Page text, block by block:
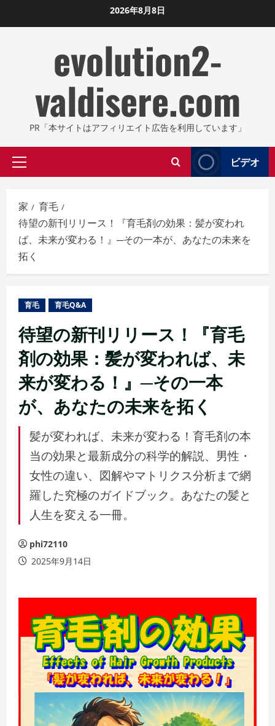
ン
2026年8月8日
evolution2-
valdisere.com
PR「本サイトはアフィリエイト広告を利用しています」
プ
イ
マ
リ
メ
ニ
ュ
ビデオ
家
育毛
待望の新刊リリース！『育毛剤の効果：髪が変われ
ば、未来が変わる！』─その一本が、あなたの未来を
拓く
育毛 育毛Q&A
待望の新刊リリース！『育毛
剤の効果：髪が変われば、未
来が変わる！』─その一本
が、あなたの未来を拓く
髪が変われば、未来が変わる！育毛剤の本
当の効果と最新成分の科学的解説、男性・
女性の違い、図解やマトリクス分析まで網
羅した究極のガイドブック。あなたの髪と
人生を変える一冊。
phi72110
2025年9月14日